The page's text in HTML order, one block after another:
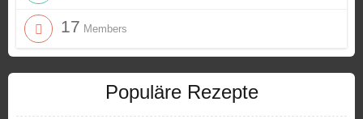
17 Members
Populäre Rezepte